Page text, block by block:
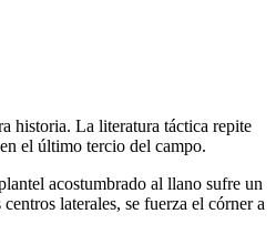
historia. La literatura táctica repite
el último tercio del campo.
acostumbrado al llano sufre un
laterales, se fuerza el córner a